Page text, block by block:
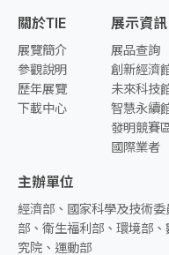
關於TIE
展覽簡介
參觀說明
歷年展覽
下載中心
展示資訊
展品查詢
創新經濟
未來科技
智慧永續
發明競賽
國際業者
主辦單位
經濟部、國家科學及技術
部、衛生福利部、環境部
究院、運動部